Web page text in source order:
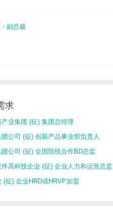
⋅ 副总裁
求
业集团 (征) 集团总经理
公司 (征) 创新产品事业部负责人
公司 (征) 全国院线合作BD总监
高科技企业 (征) 企业人力和运营总监
(征) 企业HRD或HRVP加盟